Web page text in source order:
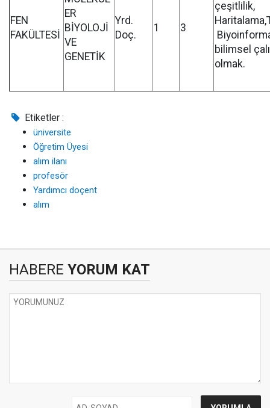
FEN
FAKÜLTESİ
ER
BİYOLOJİ
VE
GENETİK
Yrd.
Doç.
1 3
çeşitlilik,
bilimsel
olmak.
Etiketler :
üniversite
Öğretim Üyesi
alım ilanı
profesör
Yardımcı doçent
alım
HABERE YORUM KAT